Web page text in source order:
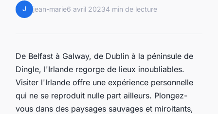
J jean-marie6 avril 20234 min de lecture
De Belfast à Galway, de Dublin à la péninsule de
Dingle, l'Irlande regorge de lieux inoubliables.
Visiter l'Irlande offre une expérience personnelle
qui ne se reproduit nulle part ailleurs. Plongez-
vous dans des paysages sauvages et miroitants,